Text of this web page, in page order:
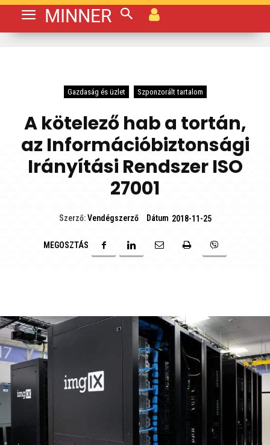
MINNER
Gazdaság és üzlet Szponzorált tartalom
A kötelező hab a tortán,
az Információbiztonsági
Irányítási Rendszer ISO
27001
Szerző: Vendégszerző Dátum 2018-11-25
MEGOSZTÁS